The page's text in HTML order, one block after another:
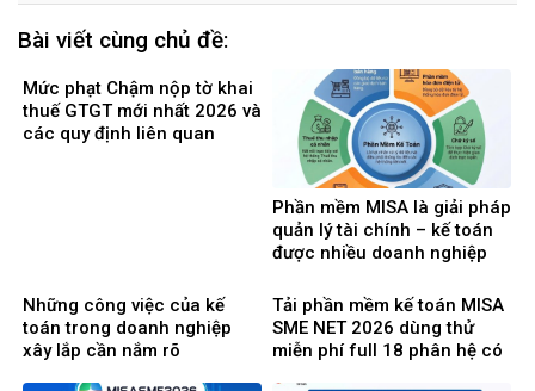
Bài viết cùng chủ đề:
Mức phạt Chậm nộp tờ khai
thuế GTGT mới nhất 2026 và
các quy định liên quan
Phần mềm MISA là giải pháp
quản lý tài chính – kế toán
được nhiều doanh nghiệp
Những công việc của kế
toán trong doanh nghiệp
xây lắp cần nắm rõ
Tải phần mềm kế toán MISA
SME NET 2026 dùng thử
miễn phí full 18 phân hệ có